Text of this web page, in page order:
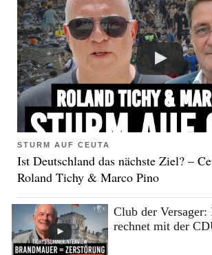
STURM AUF CEUTA
Ist Deutschland das nächste Ziel? –
Roland Tichy & Marco Pino
Club der Versager:
rechnet mit der